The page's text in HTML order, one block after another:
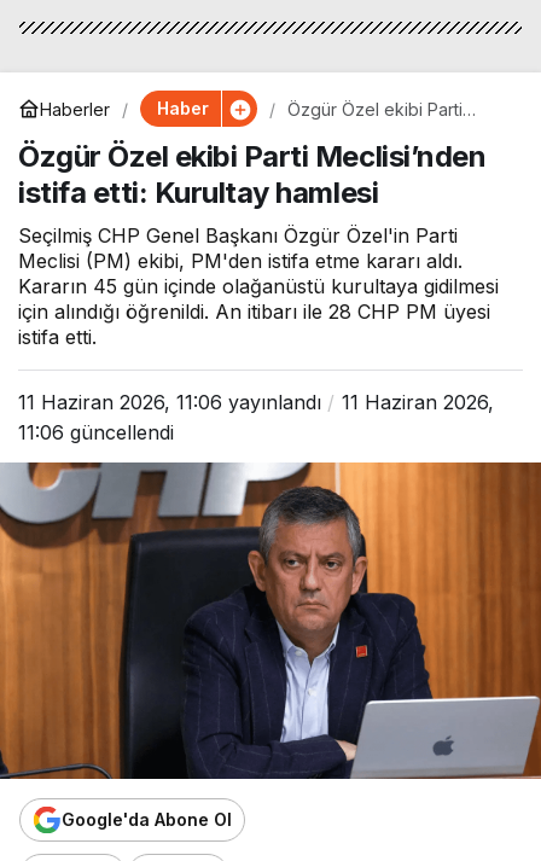
Haberler Haber
Özgür Özel ekibi Parti
Kurultay hamlesi
Özgür Özel ekibi Parti Meclisi’nden
istifa etti: Kurultay hamlesi
Seçilmiş CHP Genel Başkanı Özgür Özel'in Parti
Meclisi (PM) ekibi, PM'den istifa etme kararı aldı.
Kararın 45 gün içinde olağanüstü kurultaya gidilmesi
için alındığı öğrenildi. An itibarı ile 28 CHP PM üyesi
istifa etti.
11 Haziran 2026, 11:06 yayınlandı
11 Haziran 2026,
11:06 güncellendi
Google'da Abone Ol